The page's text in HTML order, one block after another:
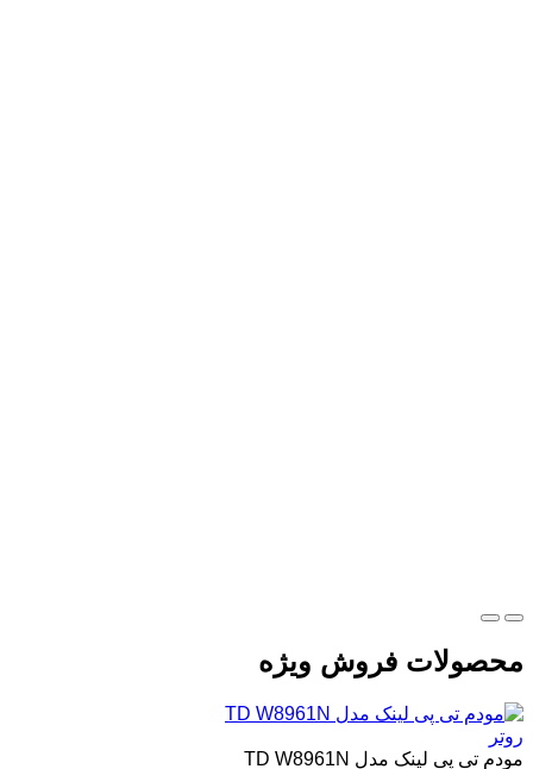
محصولات فروش ویژه
روتر
مودم تی پی لینک مدل TD W8961N